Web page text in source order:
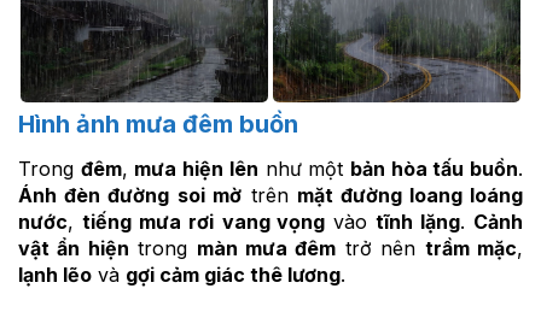
Hình ảnh mưa đêm buồn
Trong đêm, mưa hiện lên như một bản hòa tấu buồn.
Ánh đèn đường soi mờ trên mặt đường loang loáng
nước, tiếng mưa rơi vang vọng vàotĩnh lặng. Cảnh
vật ẩn hiện trong màn mưa đêm trở nên trầm mặc,
lạnh lẽo và gợi cảm giác thê lương.